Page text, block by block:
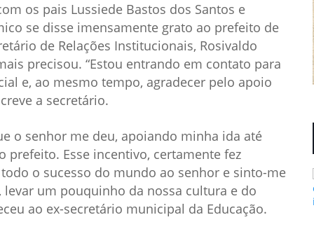
os pais Lussiede Bastos dos Santos e
se disse imensamente grato ao prefeito de
de Relações Institucionais, Rosivaldo
precisou. “Estou entrando em contato para
e, ao mesmo tempo, agradecer pelo apoio
a secretário.
o senhor me deu, apoiando minha ida até
Esse incentivo, certamente fez
o sucesso do mundo ao senhor e sinto-me
um pouquinho da nossa cultura e do
ao ex-secretário municipal da Educação.